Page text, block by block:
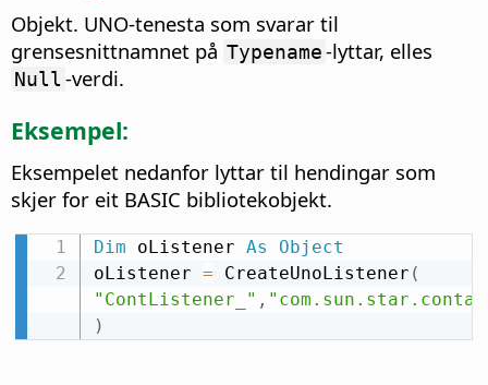
Objekt. UNO-tenesta som svarar til
grensesnittnamnet på Typename-lyttar, elles
Null -verdi.
Eksempel:
Eksempelet nedanfor lyttar til hendingar som
skjer for eit BASIC bibliotekobjekt.
Dim oListener As
Object
oListener = CreateUnoListener (
"ContListener_" ,
)